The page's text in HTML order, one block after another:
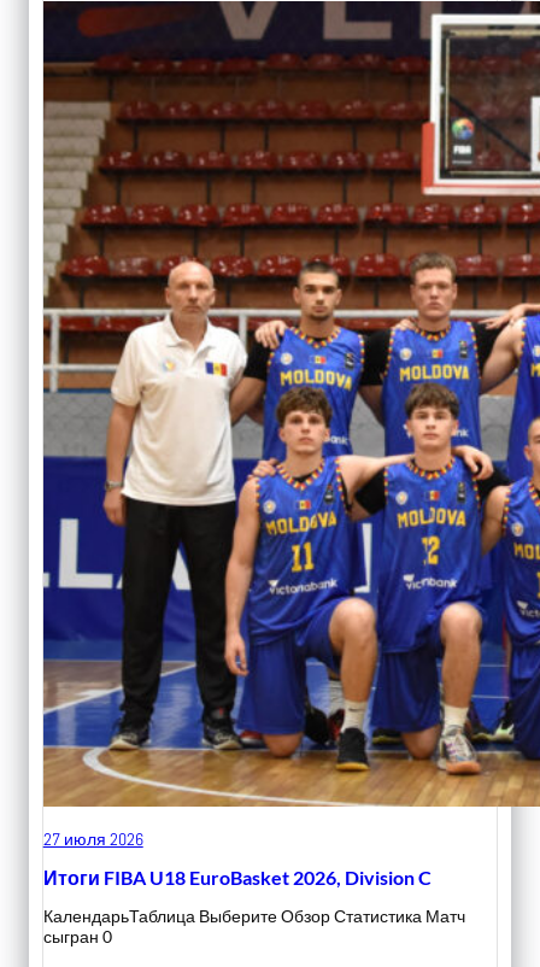
27 июля 2026
Итоги FIBA U18 EuroBasket 2026, Division C
КалендарьТаблица Выберите Обзор Статистика Матч
сыгран 0